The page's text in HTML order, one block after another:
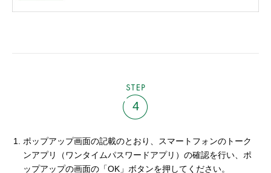
4
ポップアップ画面の記載のとおり、スマートフォンのトーク
ンアプリ（ワンタイムパスワードアプリ）の確認を行い、ポ
ップアップの画面の「OK」ボタンを押してください。